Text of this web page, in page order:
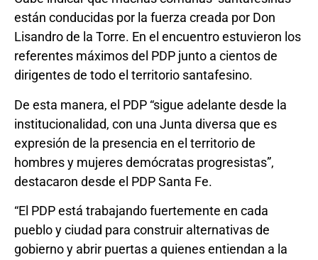
están conducidas por la fuerza creada por Don
Lisandro de la Torre. En el encuentro estuvieron los
referentes máximos del PDP junto a cientos de
dirigentes de todo el territorio santafesino.
De esta manera, el PDP “sigue adelante desde la
institucionalidad, con una Junta diversa que es
expresión de la presencia en el territorio de
hombres y mujeres demócratas progresistas”,
destacaron desde el PDP Santa Fe.
“El PDP está trabajando fuertemente en cada
pueblo y ciudad para construir alternativas de
gobierno y abrir puertas a quienes entiendan a la